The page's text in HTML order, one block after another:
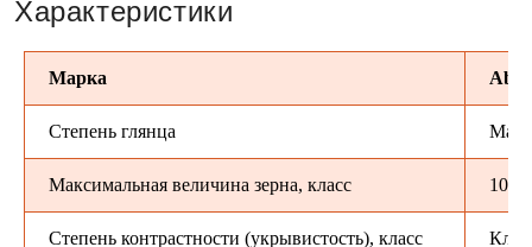
Марка
Степень глянца
Максимальная величина зерна, класс 100
Степень контрастности (укрывистость), класс